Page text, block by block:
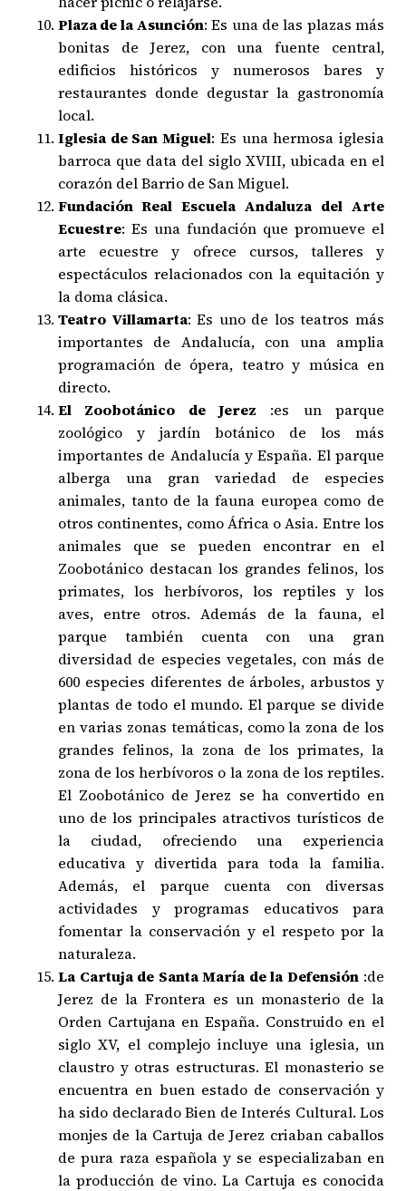
Plaza de la Asunción: Es una de las plazas más
bonitas de Jerez, con una fuente central,
edificios históricos y numerosos bares y
restaurantes donde degustar la gastronomía
local.
Iglesia de San Miguel: Es una hermosa iglesia
barroca que data del siglo XVIII, ubicada en el
corazón del Barrio de San Miguel.
Fundación Real Escuela Andaluza del Arte
Ecuestre: Es una fundación que promueve el
arte ecuestre y ofrece cursos, talleres y
espectáculos relacionados con la equitación y
la doma clásica.
Teatro Villamarta: Es uno de los teatros más
importantes de Andalucía, con una amplia
programación de ópera, teatro y música en
directo.
El Zoobotánico de Jerez :es un parque
zoológico y jardín botánico de los más
importantes de Andalucía y España. El parque
alberga una gran variedad de especies
animales, tanto de la fauna europea como de
otros continentes, como África o Asia. Entre los
animales que se pueden encontrar en el
Zoobotánico destacan los grandes felinos, los
primates, los herbívoros, los reptiles y los
aves, entre otros. Además de la fauna, el
parque también cuenta con una gran
diversidad de especies vegetales, con más de
600 especies diferentes de árboles, arbustos y
plantas de todo el mundo. El parque se divide
en varias zonas temáticas, como la zona de los
grandes felinos, la zona de los primates, la
zona de los herbívoros o la zona de los reptiles.
El Zoobotánico de Jerez se ha convertido en
uno de los principales atractivos turísticos de
la ciudad, ofreciendo una experiencia
educativa y divertida para toda la familia.
Además, el parque cuenta con diversas
actividades y programas educativos para
fomentar la conservación y el respeto por la
naturaleza.
La Cartuja de Santa María de la Defensión:de
Jerez de la Frontera es un monasterio de la
Orden Cartujana en España. Construido en el
siglo XV, el complejo incluye una iglesia, un
claustro y otras estructuras. El monasterio se
encuentra en buen estado de conservación y
ha sido declarado Bien de Interés Cultural. Los
monjes de la Cartuja de Jerez criaban caballos
de pura raza española y se especializaban en
la producción de vino. La Cartuja es conocida